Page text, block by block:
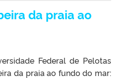
da praia ao
Federal de Pelotas
da praia ao fundo do mar: